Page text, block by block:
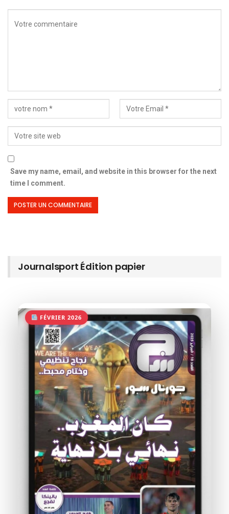
Save my name, email, and website in this browser for the next
time I comment.
Journalsport Édition papier
FÉVRIER 2026